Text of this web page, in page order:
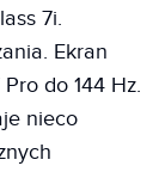
7i.
Ekran
do 144 Hz.
nieco